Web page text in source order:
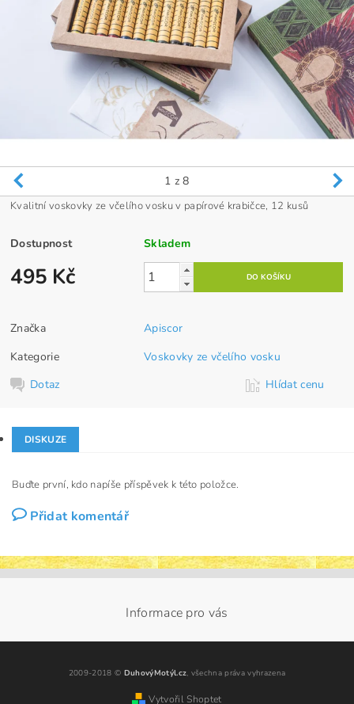
1 z 8
Kvalitní voskovky ze včelího vosku v papírové krabičce, 12 kusů
Dostupnost Skladem
495 Kč
Značka
Apiscor
Kategorie
Voskovky ze včelího vosku
Dotaz
Hlídat cenu
DISKUZE
Buďte první, kdo napíše příspěvek k této položce.
Přidat komentář
Informace pro vás
2009-2018 © DuhovýMotýl.cz, všechna práva vyhrazena
Vytvořil Shoptet